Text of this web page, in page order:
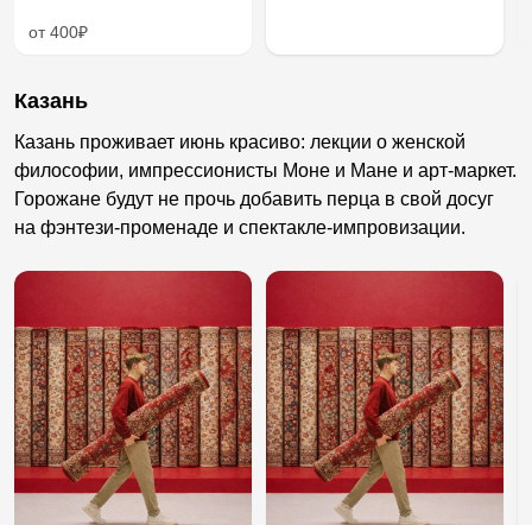
от 400₽
Казань
Казань проживает июнь красиво: лекции о женской
философии, импрессионисты Моне и Мане и арт-маркет.
Горожане будут не прочь добавить перца в свой досуг
на фэнтези-променаде и спектакле-импровизации.